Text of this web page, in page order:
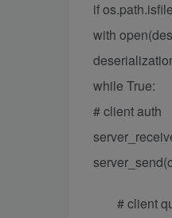
if
with
while True:
# client auth
# client